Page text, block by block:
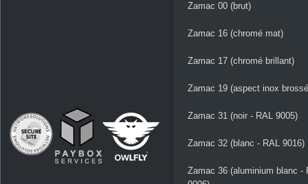
Zamac 00 (brut)
Zamac 16 (chromé mat)
Zamac 17 (chromé brillant)
Zamac 19 (aspect inox
Zamac 31 (noir - RAL 9005)
Zamac 32 (blanc - RAL 9016)
Zamac 36 (aluminium blanc -